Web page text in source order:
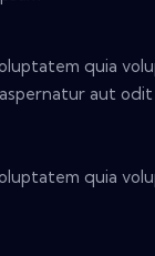
quia
aut
quia